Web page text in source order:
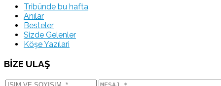
Tribünde bu hafta
Anılar
Besteler
Sizde Gelenler
Köşe Yazılari
BİZE ULAŞ